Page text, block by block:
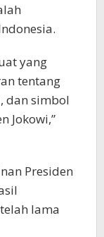
yang
tentang
dan simbol
Jokowi,”
Presiden
lama